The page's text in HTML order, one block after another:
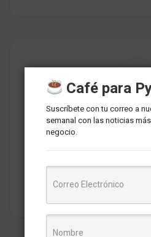
Redaccion
Somos un medio de
Café para
Suscríbete con tu correo a
semanal con las noticias
negocio.